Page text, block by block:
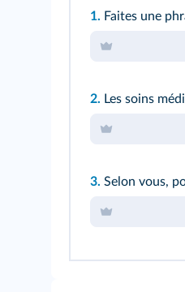
1. Faites une
2. Les soins
3. Selon vous,